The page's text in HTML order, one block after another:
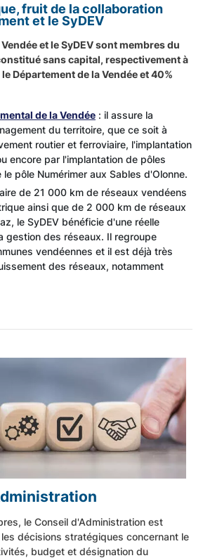
fruit de la collaboration
et le SyDEV
et le SyDEV sont membres du
sans capital, respectivement à
Département de la Vendée et 40%
de la Vendée : il assure la
du territoire, que ce soit à
routier et ferroviaire, l'implantation
encore par l'implantation de pôles
pôle Numérimer aux Sables d'Olonne.
de 21 000 km de réseaux vendéens
ainsi que de 2 000 km de réseaux
le SyDEV bénéficie d'une réelle
gestion des réseaux. Il regroupe
vendéennes et il est déjà très
des réseaux, notamment
le Conseil d'Administration est
décisions stratégiques concernant le
budget et désignation du